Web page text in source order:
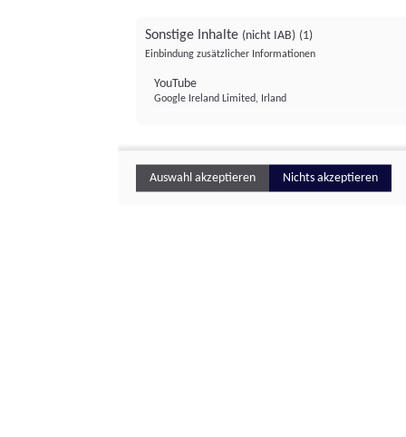
Sonstige Inhalte (nicht IAB) (1)
Einbindung zusätzlicher Informationen
YouTube
Google Ireland Limited, Irland
Auswahl akzeptieren Nichts akzeptieren